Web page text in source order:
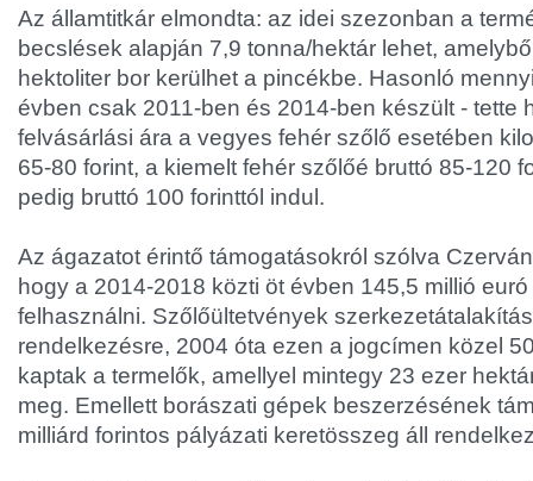
Az államtitkár elmondta: az idei szezonban a
becslések alapján 7,9 tonna/hektár lehet,
hektoliter bor kerülhet a pincékbe. Hasonló
évben csak 2011-ben és 2014-ben készült - tette
felvásárlási ára a vegyes fehér szőlő esetében
65-80 forint, a kiemelt fehér szőlőé bruttó 85-120
pedig bruttó 100 forinttól indul.
Az ágazatot érintő támogatásokról szólva
hogy a 2014-2018 közti öt évben 145,5 millió
felhasználni. Szőlőültetvények
rendelkezésre, 2004 óta ezen a jogcímen közel
kaptak a termelők, amellyel mintegy 23 ezer
meg. Emellett borászati gépek beszerzésének
milliárd forintos pályázati keretösszeg áll